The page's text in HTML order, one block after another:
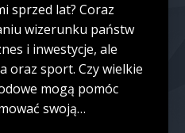
sprzed lat? Coraz
wizerunku państw
i inwestycje, ale
oraz sport. Czy wielkie
mogą pomóc
swoją…